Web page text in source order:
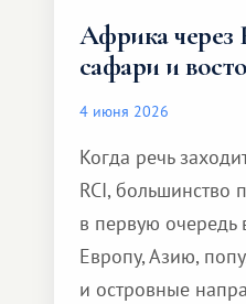
Африка через
сафари и
4 июня 2026
Когда речь
RCI, большинство
в первую очередь
Европу, Азию,
и островные